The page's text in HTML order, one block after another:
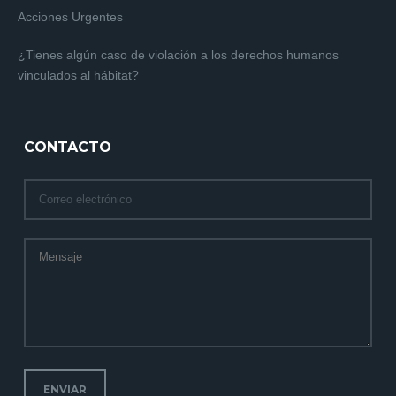
Acciones Urgentes
¿Tienes algún caso de violación a los derechos humanos
vinculados al hábitat?
CONTACTO
ENVIAR